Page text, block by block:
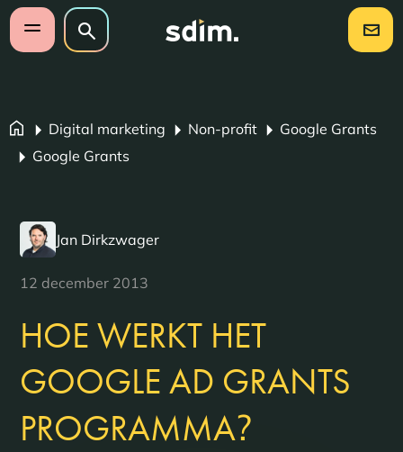
Navigatie overslaan
Open mobiel menu
Zoeken op website
Zoeken
Digital marketing Non-profit
Google Grants
Google Grants
Jan Dirkzwager
12 december 2013
HOE WERKT HET
GOOGLE AD GRANTS
PROGRAMMA?